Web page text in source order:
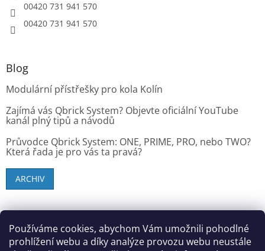
Používáme cookies, abychom Vám umožnili pohodlné
prohlížení webu a díky analýze provozu webu neustále
00420 731 941 570
00420 731 941 570
Blog
Modulární přístřešky pro kola Kolín
Zajímá vás Qbrick System? Objevte oficiální YouTube
kanál plný tipů a návodů
Průvodce Qbrick System: ONE, PRIME, PRO, nebo TWO?
Která řada je pro vás ta pravá?
ARCHIV